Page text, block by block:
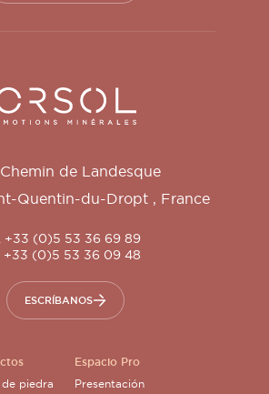
Orsol S.A.
de Landesque
Quentin-du-Dropt , France
+33 (0)5 53 36 69 89
+33 (0)5 53 36 09 48
ESCRÍBANOS
piedra
Espacio Pro
Presentación